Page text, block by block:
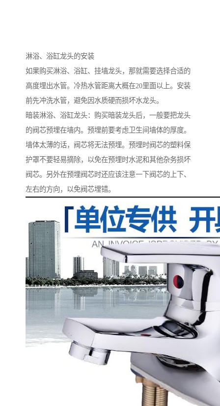
淋浴、浴缸龙头的安装
如果购买淋浴、浴缸、挂墙龙头，那就需要选择合适的
高度埋出水管。冷热水管距离大概在20里面以上。安装
前先冲洗水管，避免因水质硬而损坏水龙头。
暗装淋浴、浴缸龙头：购买暗装龙头后，一般要把龙头
的阀芯预埋在墙内。预埋前要考虑卫生间墙体的厚度。
墙体太薄的话，阀芯将无法预埋。预埋时阀芯的塑料保
护罩不要轻易摘除，以免在预埋时水泥和其他杂务损坏
阀芯。另外在预埋阀芯时还应该注意一下阀芯的上下、
左右的方向，以免阀芯埋错。